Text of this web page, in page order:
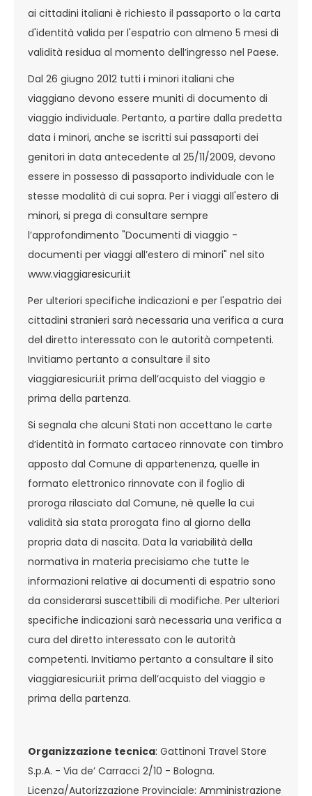
ai cittadini italiani è richiesto il passaporto o la carta
d'identità valida per l'espatrio con almeno 5 mesi di
validità residua al momento dell’ingresso nel Paese.
Dal 26 giugno 2012 tutti i minori italiani che
viaggiano devono essere muniti di documento di
viaggio individuale. Pertanto, a partire dalla predetta
data i minori, anche se iscritti sui passaporti dei
genitori in data antecedente al 25/11/2009, devono
essere in possesso di passaporto individuale con le
stesse modalità di cui sopra. Per i viaggi all'estero di
minori, si prega di consultare sempre
l’approfondimento "Documenti di viaggio -
documenti per viaggi all’estero di minori" nel sito
www.viaggiaresicuri.it
Per ulteriori specifiche indicazioni e per l'espatrio dei
cittadini stranieri sarà necessaria una verifica a cura
del diretto interessato con le autorità competenti.
Invitiamo pertanto a consultare il sito
viaggiaresicuri.it prima dell’acquisto del viaggio e
prima della partenza.
Si segnala che alcuni Stati non accettano le carte
d’identità in formato cartaceo rinnovate con timbro
apposto dal Comune di appartenenza, quelle in
formato elettronico rinnovate con il foglio di
proroga rilasciato dal Comune, nè quelle la cui
validità sia stata prorogata fino al giorno della
propria data di nascita. Data la variabilità della
normativa in materia precisiamo che tutte le
informazioni relative ai documenti di espatrio sono
da considerarsi suscettibili di modifiche. Per ulteriori
specifiche indicazioni sarà necessaria una verifica a
cura del diretto interessato con le autorità
competenti. Invitiamo pertanto a consultare il sito
viaggiaresicuri.it prima dell’acquisto del viaggio e
prima della partenza.
Organizzazione tecnica: Gattinoni Travel Store
S.p.A. - Via de’ Carracci 2/10 - Bologna.
Licenza/Autorizzazione Provinciale: Amministrazione